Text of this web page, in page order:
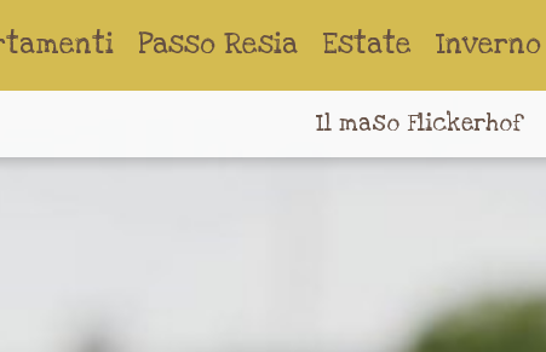
Passo Resia Estate Inverno
Il maso Flickerhof